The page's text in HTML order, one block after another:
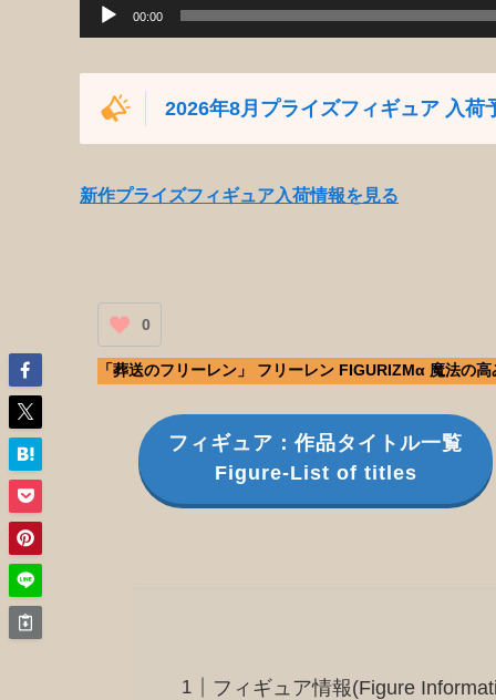
00:00
2026年8月プライズフィギュア 入荷
新作プライズフィギュア入荷情報を見る
0
「葬送のフリーレン」 フリーレン FIGURIZMα 魔法の
フィギュア：作品タイトル一覧
Figure-List of titles
フィギュア情報(Figure